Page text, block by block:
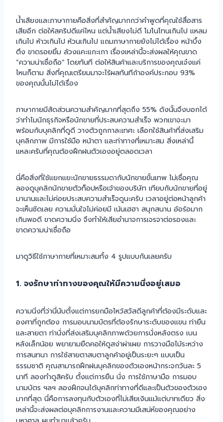
น้ำเสียงและภาษากายคือสิ่งที่สำคัญมากกว่าคำพูดที่คุณใช้สื่อสาร
เสียอีก ต่อให้สคริปดีแค่ไหน แต่น้ำเสียงไม่ดี โมโนโทนเกินไป แหลม
เกินไป ห้าวเกินไป ห้วนเกินไป แถมภาษากายยังไม่ได้เรื่อง หน้าบึ้ง
ตึง ขาดรอยยิ้ม ล้วงแคะแกะเกา เรื่องเหล่านี้จะส่งผลให้คุณขาด
“ความน่าเชื่อถือ” โดยทันที ต่อให้สินค้าและบริการของคุณเจ๋งแค่
ไหนก็ตาม สิ่งที่คุณเตรียมมาจะไร้ผลทันทีถ้าองค์ประกอบ 93%
ของคุณนั้นไม่ได้เรื่อง
ภาษากายมีสัดส่วนความสำคัญมากที่สุดถึง 55% ดังนั้นจึงบอกได้
ว่าทำไมนักธุรกิจหรือนักขายที่ประสบความสำเร็จ พวกเขาจะมา
พร้อมกับบุคลิกที่ดูดี วางตัวถูกกาละเทศะ เลือกใช้สินค้าที่ส่งเสริม
บุคลิกภาพ มีการใช้มือ หน้าตา และท่าทางที่เหมาะสม สิ่งเหล่านี้
แหละครับที่คุณต้องฝึกฝนตัวเองอยู่ตลอดเวลา
นี่คือสิ่งที่ใช้แยกแยะนักขายธรรมดากับนักขายขั้นเทพ ไม่เชื่อคุณ
ลองดูบุคลิกนักขายตัวท็อปหรือเจ้าของบริษัท เทียบกับนักขายที่อยู่
มานานและไม่ค่อยประสบความสำเร็จดูนะครับ เวลาอยู่ต่อหน้าลูกค้า
จะเห็นชัดเลย ความมั่นใจไม่ค่อยมี เน้นเฮฮา สนุกสนาน อ้อร้อมาก
เกินพอดี ขาดความนิ่ง จึงทำให้เสียอำนาจการเจรจาต่อรองและ
ขาดความน่าเชื่อถือ
มาดูวิธีใช้ภาษากายที่เหมาะสมทั้ง 4 รูปแบบกันเลยครับ
1. จงรักษาท่าทางของคุณให้มีความนิ่งอยู่เสมอ
ความนิ่งที่ว่านี่นับตั้งแต่การยกมือไหว้สวัสดีลูกค้าที่ต้องมีระดับและ
องศาที่ถูกต้อง การมอบนามบัตรที่ต้องรักษาระดับของแขน ท่ายืน
และสายตา ท่านั่งที่ส่งเสริมบุคลิกภาพด้วยการนั่งหลังตรง เบน
หลังเล็กน้อย พยายามยืดคอให้ดูสง่าผ่าเผย การวางมือไม้ระหว่าง
การสนทนา การใช้สายตาสบตาลูกค้าอยู่เป็นระยะๆ แบบเป็น
ธรรมชาติ คุณสามารถฝึกฝนบุคลิกของตัวเองหน้ากระจกวันละ 5
นาที ลองทำดูสิครับ ตั้งแต่การยืน นั่ง การใช้ภาษามือ การมอบ
นามบัตร ฯลฯ ลองฝึกจนได้บุคลิกท่าทางที่ดีและเป็นตัวของตัวเอง
มากที่สุด นี่คือการลงทุนกับตัวเองที่ไม่เสียเงินแม้แต่บาทเดียว สิ่ง
เหล่านี้จะส่งผลต่อบุคลิกการงานและความมีเสน่ห์ของคุณอย่าง